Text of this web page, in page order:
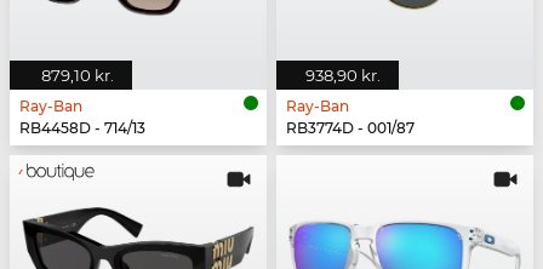
879,10 kr.
Ray-Ban
RB4458D - 714/13
938,90 kr.
Ray-Ban
RB3774D - 001/87